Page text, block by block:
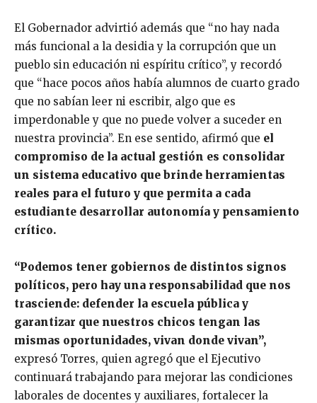
El Gobernador advirtió además que “no hay nada
más funcional a la desidia y la corrupción que un
pueblo sin educación ni espíritu crítico”, y recordó
que “hace pocos años había alumnos de cuarto grado
que no sabían leer ni escribir, algo que es
imperdonable y que no puede volver a suceder en
nuestra provincia”. En ese sentido, afirmó que el
compromiso de la actual gestión es consolidar
un sistema educativo que brinde herramientas
reales para el futuro y que permita a cada
estudiante desarrollar autonomía y pensamiento
crítico.
“Podemos tener gobiernos de distintos signos
políticos, pero hay una responsabilidad que nos
trasciende: defender la escuela pública y
garantizar que nuestros chicos tengan las
mismas oportunidades, vivan donde vivan”,
expresó Torres, quien agregó que el Ejecutivo
continuará trabajando para mejorar las condiciones
laborales de docentes y auxiliares, fortalecer la